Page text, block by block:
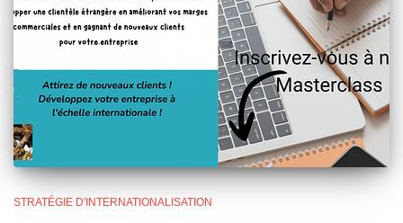
STRATÉGIE D'INTERNATIONALISATION